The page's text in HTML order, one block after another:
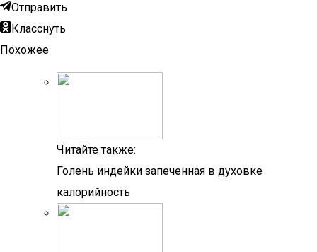
Отправить
Класснуть
Похожее
Читайте также:
Голень индейки запеченная в духовке
калорийность